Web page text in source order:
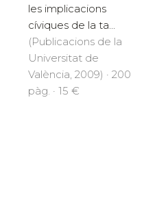
les implicacions
cíviques de la ta...
(Publicacions de la
Universitat de
València, 2009) · 200
pàg. · 15 €